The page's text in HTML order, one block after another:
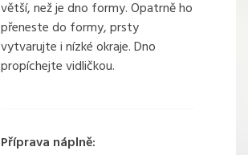
větší, než je dno formy. Opatrně ho
přeneste do formy, prsty
vytvarujte i nízké okraje. Dno
propíchejte vidličkou.
Příprava náplně: